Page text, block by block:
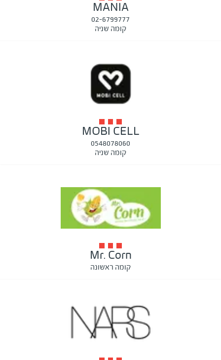
MANIA
02-6799777
קומה שניה
MOBI CELL
0548078060
קומה שניה
Mr. Corn
קומה ראשונה